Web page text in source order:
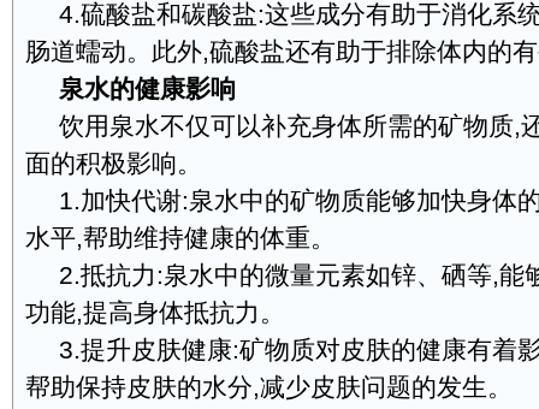
4.硫酸盐和碳酸盐:这些成分有助于消化系
肠道蠕动。此外,硫酸盐还有助于排除体内的
泉水的健康影响
饮用泉水不仅可以补充身体所需的矿物质,
面的积极影响。
1.加快代谢:泉水中的矿物质能够加快身体
水平,帮助维持健康的体重。
2.抵抗力:泉水中的微量元素如锌、硒等,能
功能,提高身体抵抗力。
3.提升皮肤健康:矿物质对皮肤的健康有着
帮助保持皮肤的水分,减少皮肤问题的发生。